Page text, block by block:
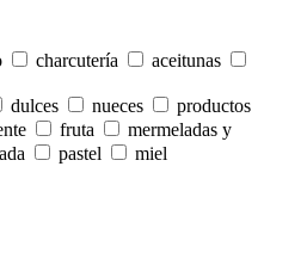
charcutería
aceitunas
dulces nueces
productos
fruta
mermeladas y
pastel
miel